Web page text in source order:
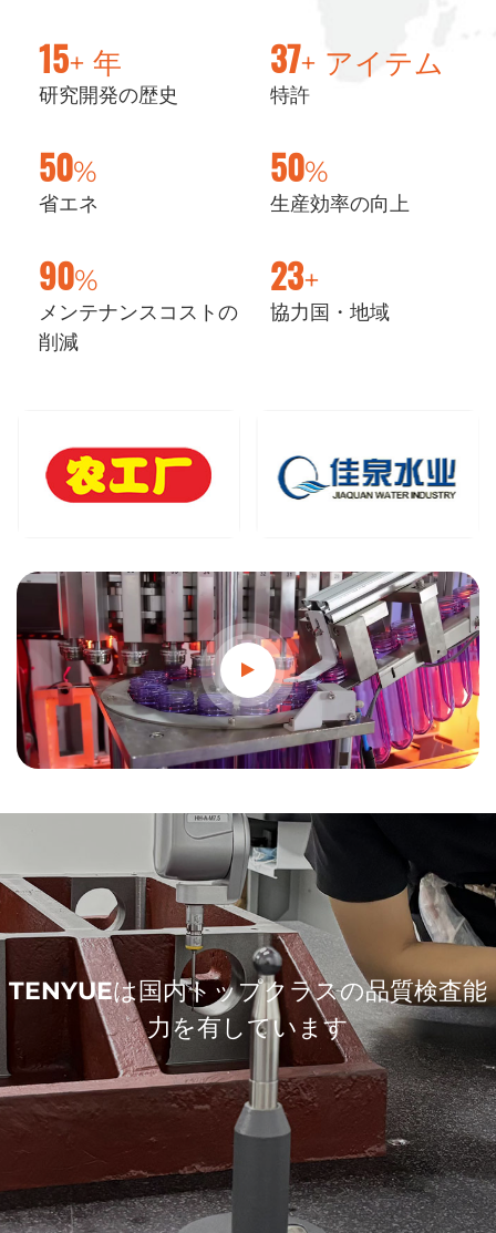
15+ 年
研究開発の歴史
37+ アイテム
特許
50%
省エネ
50%
生産効率の向上
90%
メンテナンスコストの
削減
23+
協力国・地域
TENYUEは国内トップクラスの品質検査能
力を有しています